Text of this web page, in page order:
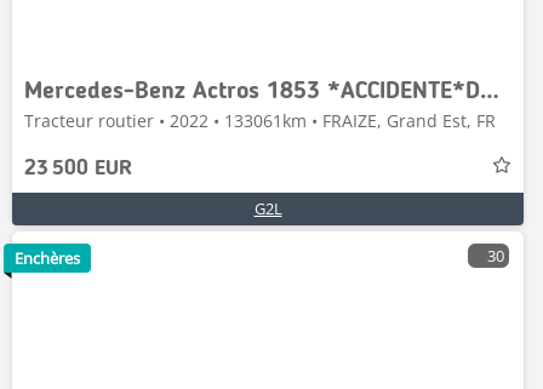
Mercedes-Benz Actros 1853 *ACCIDENTE*DAMAGED*UNFALL*
Tracteur routier • 2022 • 133061km • FRAIZE, Grand Est, FR
23 500 EUR
G2L
30
Enchères